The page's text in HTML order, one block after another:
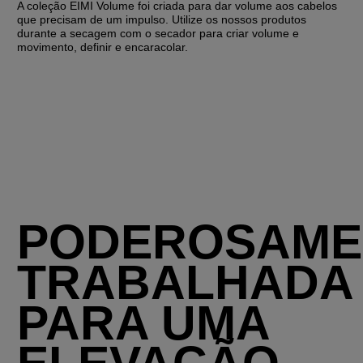
A coleção EIMI Volume foi criada para dar volume aos cabelos
que precisam de um impulso. Utilize os nossos produtos
durante a secagem com o secador para criar volume e
movimento, definir e encaracolar.
TRABALHADA
PARA UMA